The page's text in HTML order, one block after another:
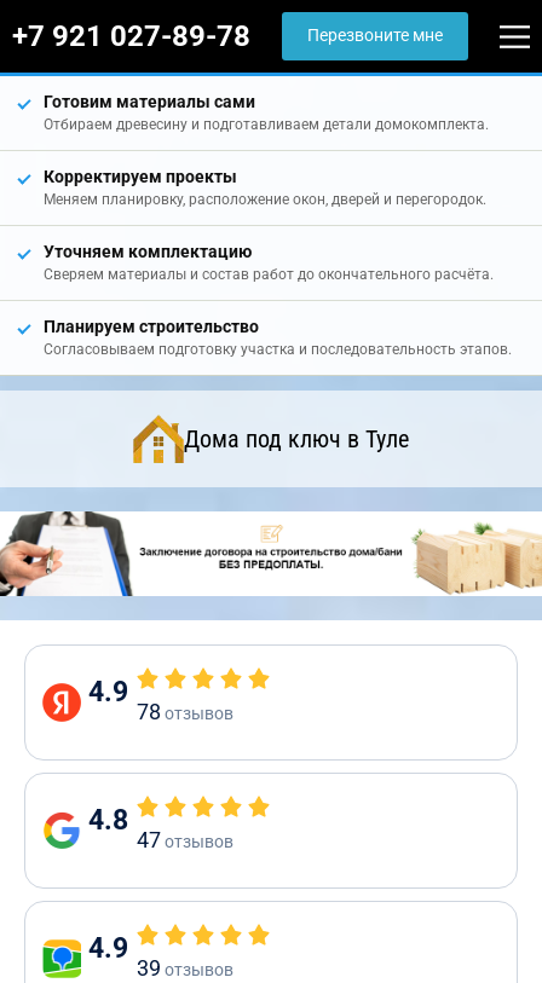
+7 921 027-89-78 Перезвоните мне
Готовим материалы сами
Отбираем древесину и подготавливаем детали домокомплекта.
Корректируем проекты
Меняем планировку, расположение окон, дверей и перегородок.
Уточняем комплектацию
Сверяем материалы и состав работ до окончательного расчёта.
Планируем строительство
Согласовываем подготовку участка и последовательность этапов.
Дома под ключ в Туле
4.9
78 отзывов
4.8
47отзывов
4.9
39 отзывов